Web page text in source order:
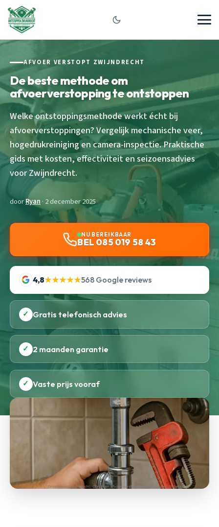
AFVOER VERSTOPT ZWIJNDRECHT
De beste methode om
afvoerverstopping te ontstoppen
Welke ontstoppingsmethode werkt écht bij
afvoerverstoppingen? Vergelijk mechanische veer,
hogedrukreiniging en camera-inspectie. Praktische
gids met kosten, effectiviteit en seizoensadvies
voor Zwijndrecht.
doorRyan · 2 december 2025
NU BEREIKBAAR
BEL 085 019 58 43
4,8★★★★★568 Google reviews
✓ Gratis telefonisch advies
✓ 2 maanden garantie
✓ Vaste prijs vooraf